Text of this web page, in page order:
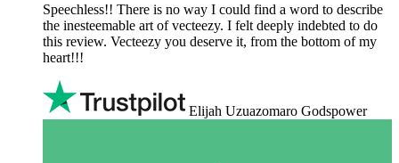
Speechless!! There is no way I could find a word to describe
the inesteemable art of vecteezy. I felt deeply indebted to do
this review. Vecteezy you deserve it, from the bottom of my
heart!!!
Elijah Uzuazomaro Godspower